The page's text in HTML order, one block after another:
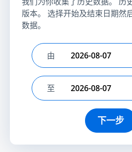
版本。 选择开始及结束日期然
数据。
选择开始日期
由
选择结束日期
至
下一步